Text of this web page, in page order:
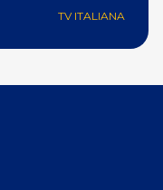
TV ITALIANA